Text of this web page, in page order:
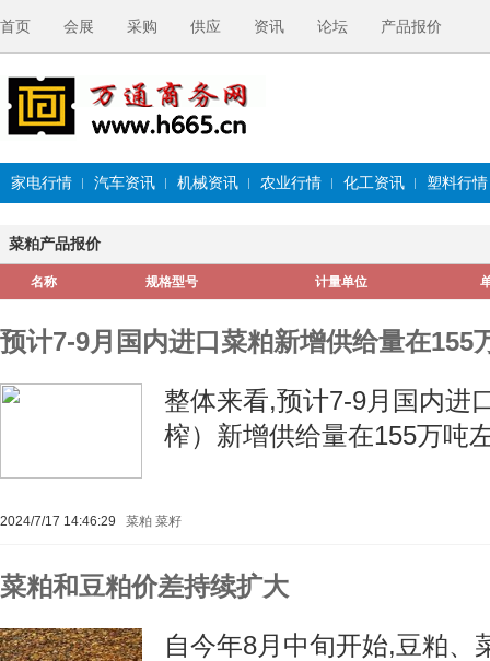
首页 会展 采购 供应 资讯 论坛 产品报价
家电行情 汽车资讯 机械资讯 农业行情 化工资讯 塑料行情
菜粕产品报价
名称 规格型号 计量单位
预计7-9月国内进口菜粕新增供给量在155
整体来看,预计7-9月国内进
榨）新增供给量在155万吨
2024/7/17 14:46:29 菜粕 菜籽
菜粕和豆粕价差持续扩大
自今年8月中旬开始,豆粕、